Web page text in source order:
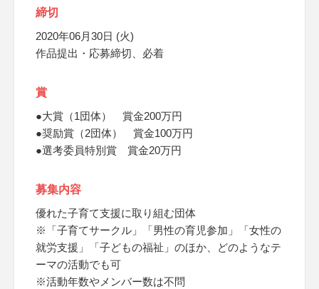
締切
2020年06月30日 (火)
作品提出・応募締切、必着
賞
●大賞（1団体） 賞金200万円
●奨励賞（2団体） 賞金100万円
●選考委員特別賞 賞金20万円
募集内容
優れた子育て支援に取り組む団体
※「子育てサークル」「男性の育児参加」「女性の
就労支援」「子どもの福祉」のほか、どのようなテ
ーマの活動でも可
※活動年数やメンバー数は不問